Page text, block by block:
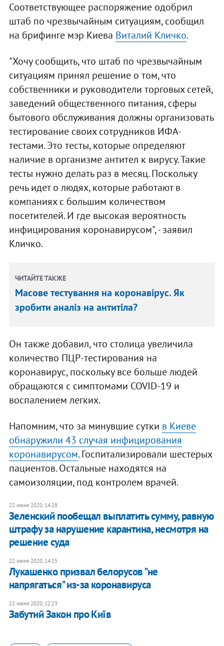
Соответствующее распоряжение одобрил
штаб по чрезвычайным ситуациям, сообщил
на брифинге мэр Киева Виталий Кличко.
"Хочу сообщить, что штаб по чрезвычайным
ситуациям принял решение о том, что
собственники и руководители торговых сетей,
заведений общественного питания, сферы
бытового обслуживания должны организовать
тестирование своих сотрудников ИФА-
тестами. Это тесты, которые определяют
наличие в организме антител к вирусу. Такие
тесты нужно делать раз в месяц. Поскольку
речь идет о людях, которые работают в
компаниях с большим количеством
посетителей. И где высокая вероятность
инфицирования коронавирусом", - заявил
Кличко.
ЧИТАЙТЕ ТАКЖЕ
Масове тестування на коронавірус. Як
зробити аналіз на антитіла?
Он также добавил, что столица увеличила
количество ПЦР-тестирования на
коронавирус, поскольку все больше людей
обращаются с симптомами COVID-19 и
воспалением легких.
Напомним, что за минувшие сутки в Киеве
обнаружили 43 случая инфицирования
коронавирусом. Госпитализировали шестерых
пациентов. Остальные находятся на
самоизоляции, под контролем врачей.
22 июня 2020, 14:28
Зеленский пообещал выплатить сумму, равную
штрафу за нарушение карантина, несмотря на
решение суда
22 июня 2020, 14:15
​Лукашенко призвал белорусов "не
напрягаться" из-за коронавируса
22 июня 2020, 12:23
Забутий Закон про Київ